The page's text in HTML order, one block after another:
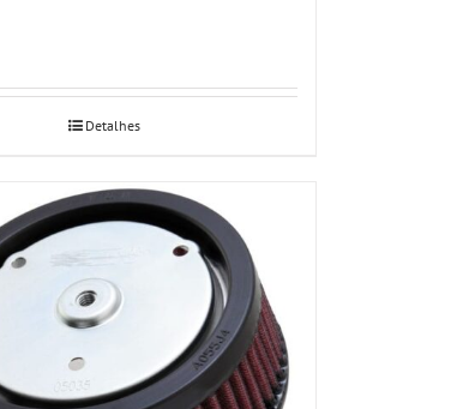
Detalhes